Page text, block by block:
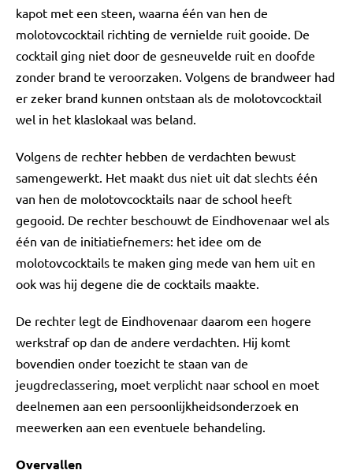
kapot met een steen, waarna één van hen de
molotovcocktail richting de vernielde ruit gooide. De
cocktail ging niet door de gesneuvelde ruit en doofde
zonder brand te veroorzaken. Volgens de brandweer had
er zeker brand kunnen ontstaan als de molotovcocktail
wel in het klaslokaal was beland.
Volgens de rechter hebben de verdachten bewust
samengewerkt. Het maakt dus niet uit dat slechts één
van hen de molotovcocktails naar de school heeft
gegooid. De rechter beschouwt de Eindhovenaar wel als
één van de initiatiefnemers: het idee om de
molotovcocktails te maken ging mede van hem uit en
ook was hij degene die de cocktails maakte.
De rechter legt de Eindhovenaar daarom een hogere
werkstraf op dan de andere verdachten. Hij komt
bovendien onder toezicht te staan van de
jeugdreclassering, moet verplicht naar school en moet
deelnemen aan een persoonlijkheidsonderzoek en
meewerken aan een eventuele behandeling.
Overvallen